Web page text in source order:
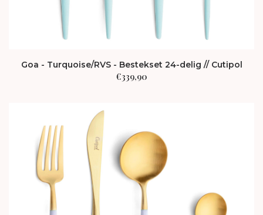
Goa - Turquoise/RVS - Bestekset 24-delig // Cutipol
€339,90